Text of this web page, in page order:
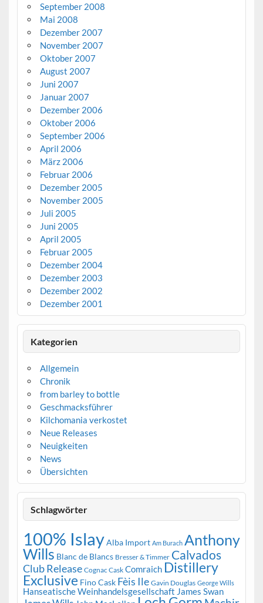
September 2008
Mai 2008
Dezember 2007
November 2007
Oktober 2007
August 2007
Juni 2007
Januar 2007
Dezember 2006
Oktober 2006
September 2006
April 2006
März 2006
Februar 2006
Dezember 2005
November 2005
Juli 2005
Juni 2005
April 2005
Februar 2005
Dezember 2004
Dezember 2003
Dezember 2002
Dezember 2001
Kategorien
Allgemein
Chronik
from barley to bottle
Geschmacksführer
Kilchomania verkostet
Neue Releases
Neuigkeiten
News
Übersichten
Schlagwörter
100% IslayAlba Import Am Burach Anthony
Wills Blanc de Blancs Bresser & Timmer Calvados
Club Release Cognac Cask Comraich Distillery
Exclusive Fino Cask Fèis Ile Gavin Douglas George Wills
Hanseatische Weinhandelsgesellschaft James Swan